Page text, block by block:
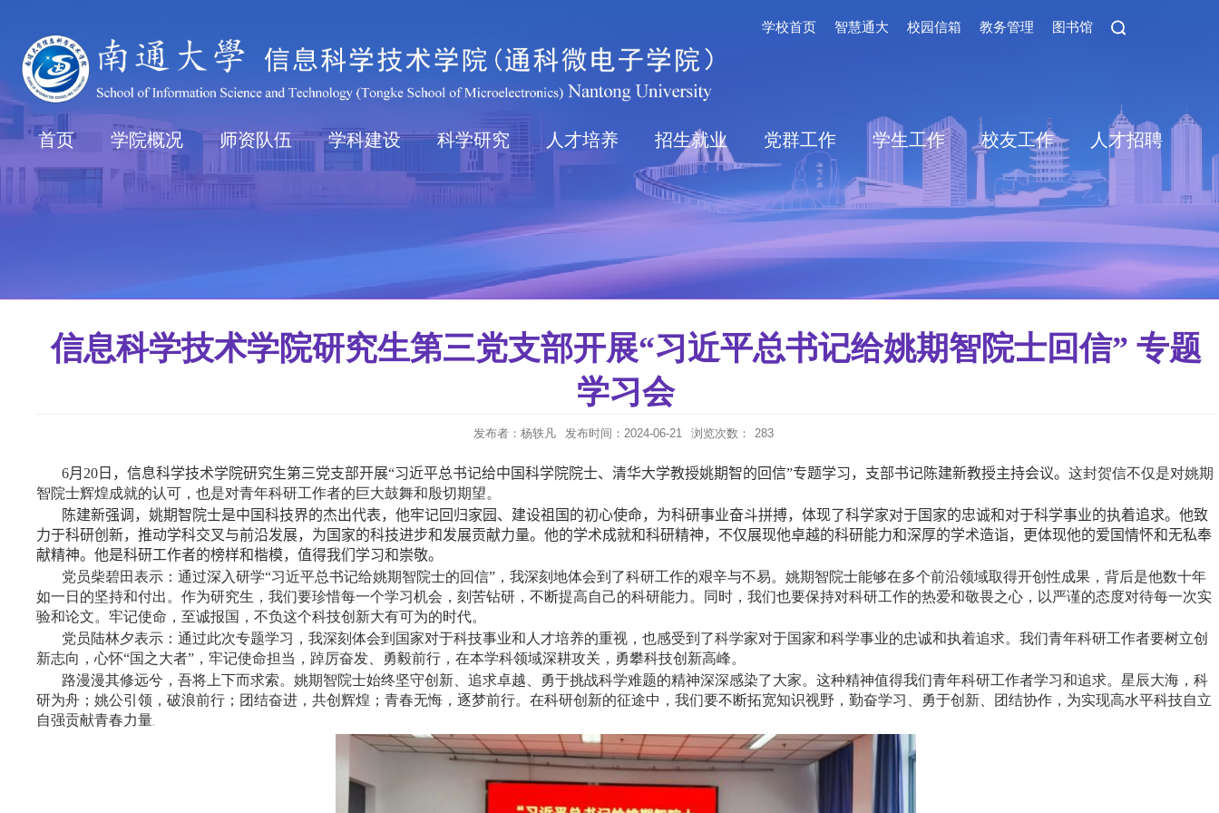
学校首页 智慧通大 校园信箱 教务管理 图书馆
首页 学院概况 师资队伍 学科建设 科学研究 人才培养 招生就业 党群工作 学生工作 校友工作 人才招聘
信息科学技术学院研究生第三党支部开展“习近平总书记给姚期智院士回信” 专题
学习会
发布者：杨轶凡 发布时间：2024-06-21 浏览次数： 283
6月 20日，信息科学技术学院研究生第三党支部开展“习近平总书记给中国科学院院士、清华大学教授姚期智的回信”专题学习，支部书记陈建新教授主持会议。 这封贺信不仅是对姚期
智院士辉煌成就的认可，也是对青年科研工作者的巨大鼓舞和殷切期望。
陈建新强调，姚期智院士是中国科技界的杰出代表，他牢记回归家园、建设祖国的初心使命，为科研事业奋斗拼搏，体现了科学家对于国家的忠诚和对于科学事业的执着追求。他致
力于科研创新，推动学科交叉与前沿发展，为国家的科技进步和发展贡献力量。他的学术成就和科研精神，不仅展现他卓越的科研能力和深厚的学术造诣，更体现他的爱国情怀和无私奉
献精神。他是科研工作者的榜样和楷模，值得我们学习和崇敬。
党员柴碧田表示：通过深入研学“习近平总书记给姚期智院士的回信”，我深刻地体会到了科研工作的艰辛与不易。姚期智院士能够在多个前沿领域取得开创性成果，背后是他数十年
如一日的坚持和付出。作为研究生，我们要珍惜每一个学习机会，刻苦钻研，不断提高自己的科研能力。同时，我们也要保持对科研工作的热爱和敬畏之心，以严谨的态度对待每一次实
验和论文。牢记使命，至诚报国，不负这个科技创新大有可为的时代。
党员陆林夕表示：通过此次专题学习，我深刻体会到国家对于科技事业和人才培养的重视，也感受到了科学家对于国家和科学事业的忠诚和执着追求。我们青年科研工作者要树立创
新志向，心怀“国之大者”，牢记使命担当，踔厉奋发、勇毅前行，在本学科领域深耕攻关，勇攀科技创新高峰。
路漫漫其修远兮，吾将上下而求索。姚期智院士始终坚守创新、追求卓越、勇于挑战科学难题的精神深深感染了大家。这种精神值得我们青年科研工作者学习和追求。星辰大海，科
研为舟；姚公引领，破浪前行；团结奋进，共创辉煌；青春无悔，逐梦前行。在科研创新的征途中，我们要不断拓宽知识视野，勤奋学习、勇于创新、团结协作，为实现高水平科技自立
自强贡献青春力量